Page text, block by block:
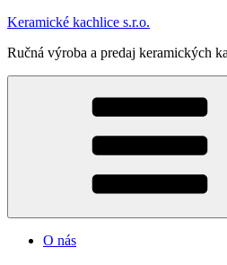
Prejsť
obsah
Keramické kachlice s.r.o.
Ručná výroba a predaj keramických
O nás